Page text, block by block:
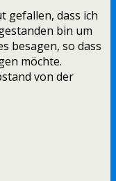
gefallen, dass ich
bin um
besagen, so dass
möchte.
von der